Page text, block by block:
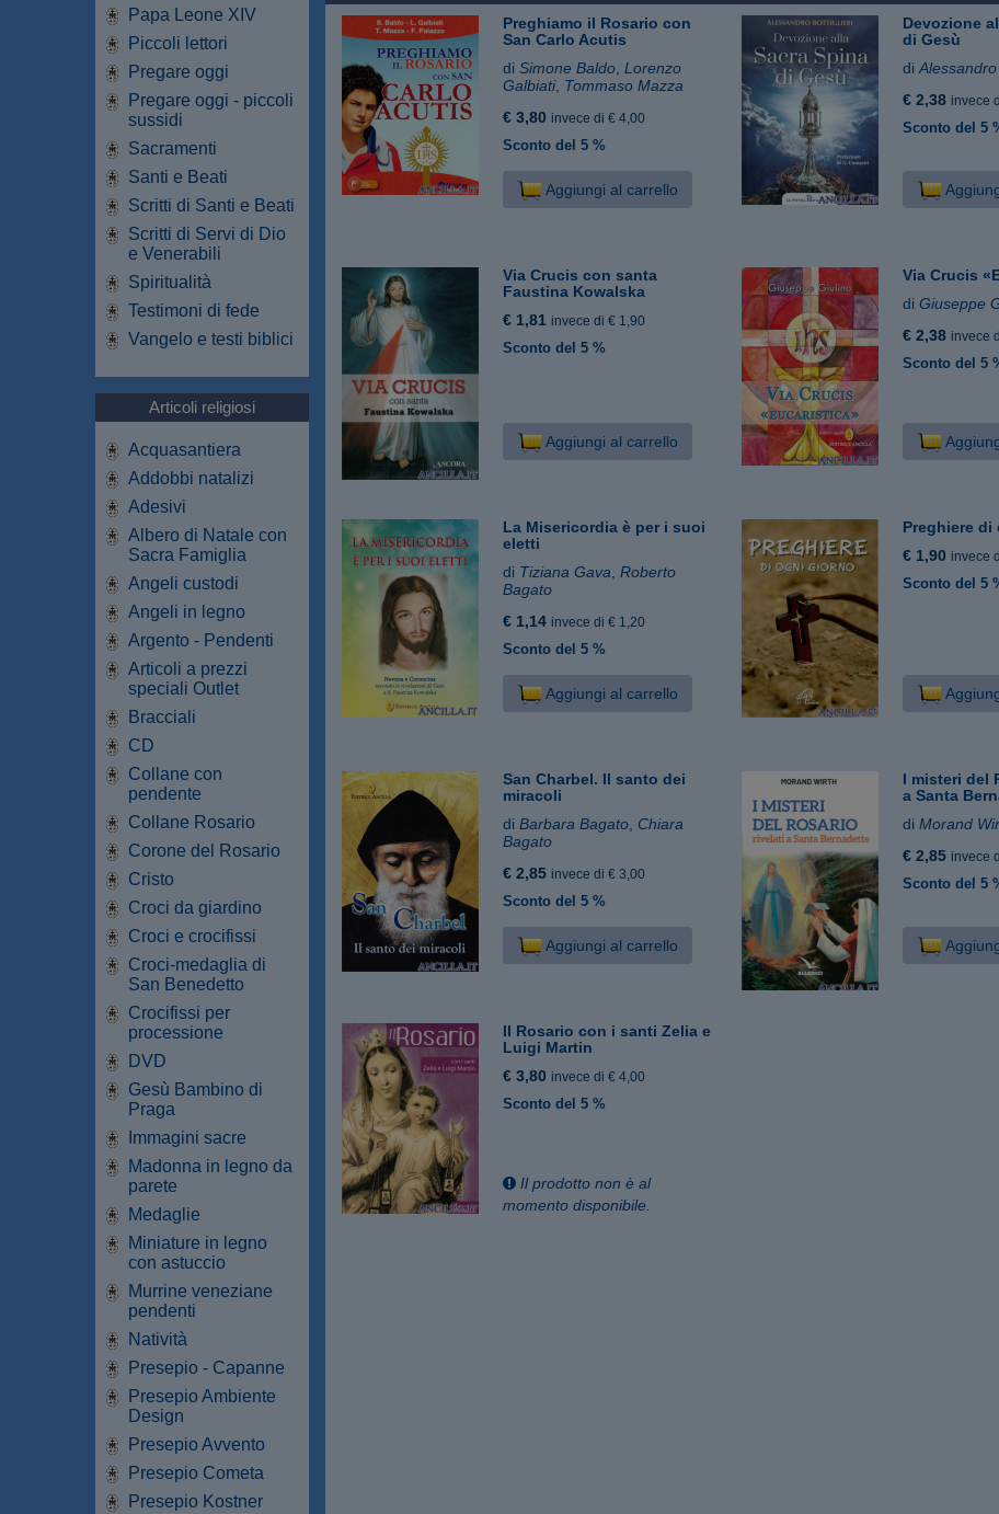
Papa Leone XIV
Piccoli lettori
Pregare oggi
Pregare oggi - piccoli
sussidi
Sacramenti
Santi e Beati
Scritti di Santi e Beati
Scritti di Servi di Dio
e Venerabili
Spiritualità
Testimoni di fede
Vangelo e testi biblici
Articoli religiosi
Acquasantiera
Addobbi natalizi
Adesivi
Albero di Natale con
Sacra Famiglia
Angeli custodi
Angeli in legno
Argento - Pendenti
Articoli a prezzi
speciali Outlet
Bracciali
CD
Collane con
pendente
Collane Rosario
Corone del Rosario
Cristo
Croci da giardino
Croci e crocifissi
Croci-medaglia di
San Benedetto
Crocifissi per
processione
DVD
Gesù Bambino di
Praga
Immagini sacre
Madonna in legno da
parete
Medaglie
Miniature in legno
con astuccio
Murrine veneziane
pendenti
Natività
Presepio - Capanne
Presepio Ambiente
Design
Presepio Avvento
Presepio Cometa
Presepio Kostner
Preghiamo il Rosario con
San Carlo Acutis
diSimone Baldo ,Lorenzo
Galbiati, Tommaso Mazza
€ 3,80 invece di € 4,00
Sconto del 5 %
Aggiungi al carrello
Devozione
di Gesù
di
€ 2,38 invece
Sconto del 5
Via Crucis con santa
Faustina Kowalska
€ 1,81 invece di € 1,90
Sconto del 5 %
Aggiungi al carrello
Via Crucis
diGiuseppe
€ 2,38 invece
Sconto del 5
La Misericordia è per i suoi
eletti
di Tiziana Gava ,Roberto
Bagato
€ 1,14 invece di € 1,20
Sconto del 5 %
Aggiungi al carrello
Preghiere
€ 1,90 invece
Sconto del 5
San Charbel. Il santo dei
miracoli
diBarbara Bagato Chiara
Bagato
€ 2,85 invece di € 3,00
Sconto del 5 %
Aggiungi al carrello
I misteri del
a Santa
diMorand
€ 2,85 invece
Sconto del 5
Il Rosario con i santi Zelia e
Luigi Martin
€ 3,80 invece di € 4,00
Sconto del 5 %
Il prodotto non è al
momento disponibile.